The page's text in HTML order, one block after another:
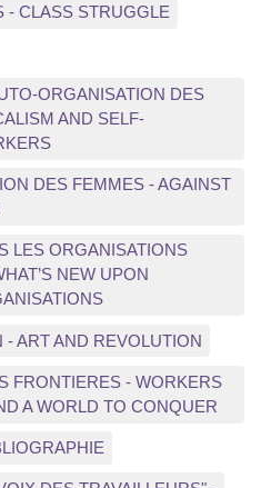
- CLASS STRUGGLE
ORGANISATION DES
AND SELF-
DES FEMMES - AGAINST
LES ORGANISATIONS
NEW UPON
- ART AND REVOLUTION
FRONTIERES - WORKERS
A WORLD TO CONQUER